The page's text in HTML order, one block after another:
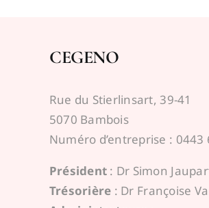
CEGENO
Rue du Stierlinsart, 39-41
5070 Bambois
Numéro d’entreprise : 0443
Président : Dr Simon
Trésorière : Dr Françoise